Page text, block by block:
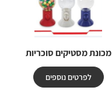
מכונת מסטיקים סוכריות
לפרטים נוספים